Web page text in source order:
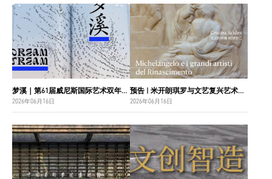
梦溪｜第61届威尼斯国际艺术双年展中国国家馆主视觉设计
2026年06月16日
预告 | 米开朗琪罗与文艺复兴艺术巨匠：佛罗伦萨博纳罗蒂之家珍藏
2026年06月16日